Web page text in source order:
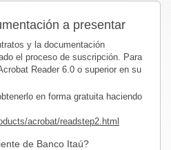
a presentar
y la documentación
el proceso de suscripción. Para
Reader 6.0 o superior en su
en forma gratuita haciendo
acrobat/readstep2.html
de Banco Itaú?